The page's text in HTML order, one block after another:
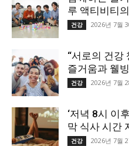
루 액티비티
건강 2026년 7월
“서로의 건강
즐거움과 웰
건강 2026년 7월
‘저녁 8시 이
막 식사 시간
건강 2026년 7월